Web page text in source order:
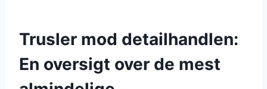
Trusler mod detailhandlen:
En oversigt over de mest